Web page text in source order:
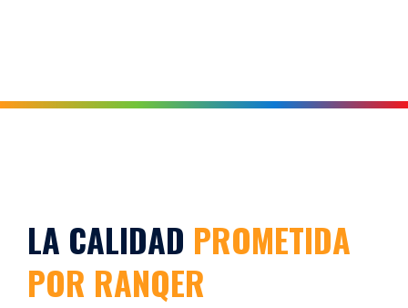
LA CALIDAD PROMETIDA
POR RANQER